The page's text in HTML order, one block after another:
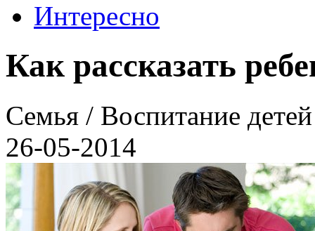
Интересно
Как рассказать
Семья / Воспитание детей
26-05-2014